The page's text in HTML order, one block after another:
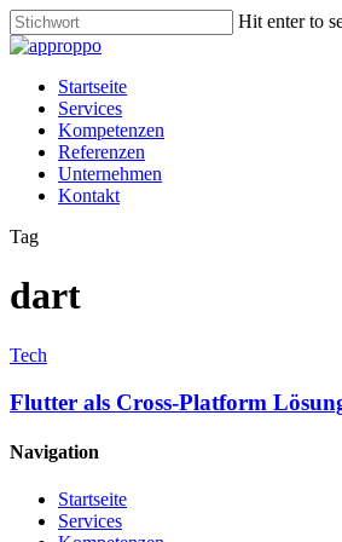
Skip
to
main
content
Hit enter to
Close
Menu
Startseite
Services
Kompetenzen
Referenzen
Unternehmen
Kontakt
Tag
dart
Tech
Flutter als Cross-Platform
Navigation
Startseite
Services